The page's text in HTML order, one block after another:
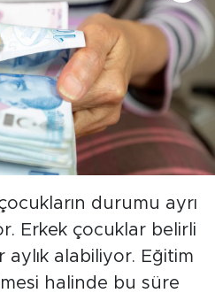
durumu ayrı
Erkek çocuklar belirli
aylık alabiliyor. Eğitim
halinde bu süre